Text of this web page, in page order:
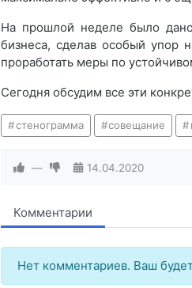
На прошлой неделе было дано
бизнеса, сделав особый упор
проработать меры по
Сегодня обсудим все эти
стенограмма совещание
— 14.04.2020
Комментарии
Нет комментариев. Ваш